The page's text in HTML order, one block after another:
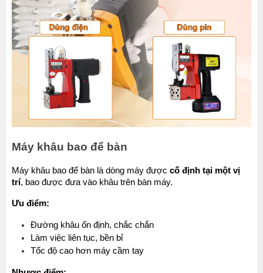
Máy khâu bao để bàn
Máy khâu bao để bàn là dòng máy được cố định tại một vị
trí, bao được đưa vào khâu trên bàn máy.
Ưu điểm:
Đường khâu ổn định, chắc chắn
Làm việc liên tục, bền bỉ
Tốc độ cao hơn máy cầm tay